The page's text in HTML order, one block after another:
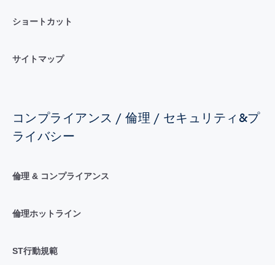
ショートカット
サイトマップ
コンプライアンス / 倫理 / セキュリティ&プ
ライバシー
倫理 & コンプライアンス
倫理ホットライン
ST行動規範